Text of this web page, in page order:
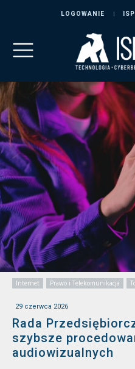
LOGOWANIE
Internet Prawo i Telekomunikacja
29 czerwca 2026
Rada
szybsze
audiowizualnych